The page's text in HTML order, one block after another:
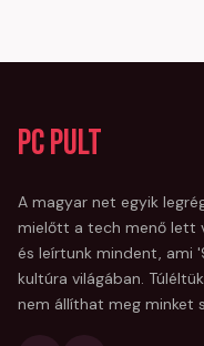
PC Pult
A magyar net egyik
mielőtt a tech menő lett
és leírtunk mindent, ami
kultúra világában.
nem állíthat meg minket